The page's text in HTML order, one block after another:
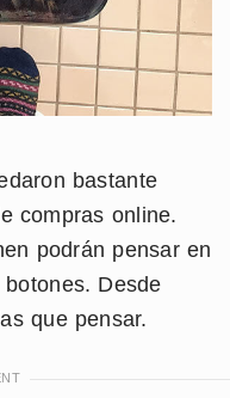
bastante
compras online.
podrán pensar en
Desde
que pensar.